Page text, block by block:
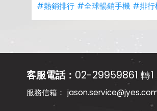
#熱銷排行 #全球暢銷手機 #排行
客服電話： 02-29959861 轉